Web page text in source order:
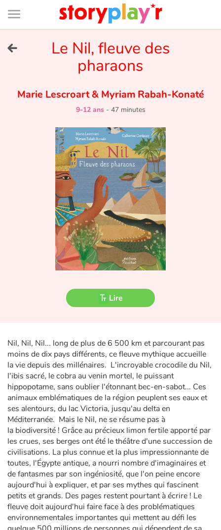
Connexion
Bibliothèque
de
page
Tester gratuitement
Bibliothèque
Contes d'ici et d'ailleurs
Fable, mythe, littérature et poésie
Princesses et princes, rois, reines et dragons
Héroïnes et héros
Les animaux
Voyage, épopée, enquête, aventure
Autour du monde
Apprentissage
Art, espace, activité
Documentaires
En famille
Quotidien et loisirs
Le Nil, fleuve des
pharaons
Marie Lescroart&Myriam Rabah-Konaté
9-12 ans- 47 minutes
Lire
Nil, Nil, Nil... long de plus de 6 500 km et parcourant pas
moins de dix pays différents, ce fleuve mythique accueille
la vie depuis des millénaires. L'incroyable crocodile du Nil,
l'ibis sacré, le cobra au venin mortel, le puissant
hippopotame, sans oublier l'étonnant bec-en-sabot... Ces
animaux emblématiques de la région peuplent ses eaux et
ses alentours, du lac Victoria, jusqu'au delta en
Méditerranée. Mais le Nil, ne se résume pas à
la biodiversité ! Grâce au précieux limon fertile apporté par
les crues, ses berges ont été le théâtre d'une succession de
civilisations. La plus connue et la plus impressionnante de
toutes, l'Égypte antique, a nourri nombre d'imaginaires et
de fantasmes par son ingéniosité, que l'on peine encore
aujourd'hui à expliquer, et par ses mythes qui fascinent
petits et grands. Des pages restent pourtant à écrire ! Le
fleuve doit aujourd'hui faire face à des problématiques
environnementales importantes qui mettent au défi les